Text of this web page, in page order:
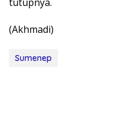
(Akhmadi)
Sumenep